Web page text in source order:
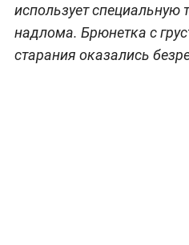
использует специальную
надлома. Брюнетка с
старания оказались